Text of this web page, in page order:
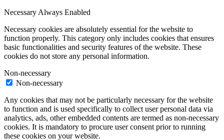
Necessary Always Enabled
Necessary cookies are absolutely essential for the website to
function properly. This category only includes cookies that ensures
basic functionalities and security features of the website. These
cookies do not store any personal information.
Non-necessary
Non-necessary
Any cookies that may not be particularly necessary for the website
to function and is used specifically to collect user personal data via
analytics, ads, other embedded contents are termed as non-necessary
cookies. It is mandatory to procure user consent prior to running
these cookies on your website.